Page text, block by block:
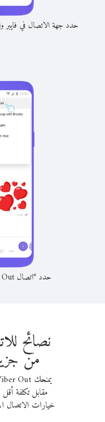
حدد جهة الاتصال في فايبر
حدد “اتصال Viber Out” من عنوان المحادثة
نصائح
من
مقابل تكلفة
خيارات الاتصال